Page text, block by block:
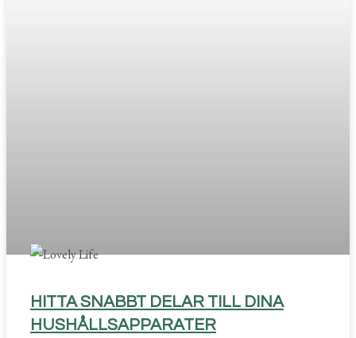
HITTA SNABBT DELAR TILL DINA
HUSHÅLLSAPPARATER